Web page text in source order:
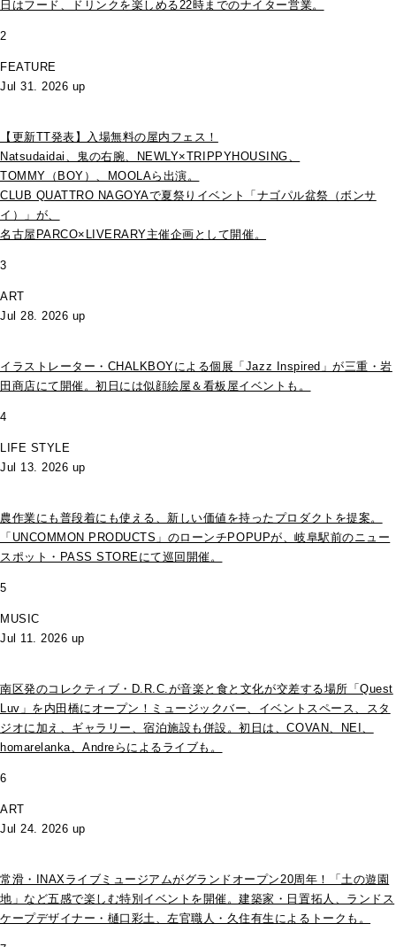
日はフード、ドリンクを楽しめる22時までのナイター営業。
2
FEATURE
Jul 31. 2026 up
【更新TT発表】入場無料の屋内フェス！
Natsudaidai、鬼の右腕、NEWLY×TRIPPYHOUSING、
TOMMY（BOY）、MOOLAら出演。
CLUB QUATTRO NAGOYAで夏祭りイベント「ナゴパル盆祭（ボンサ
イ）」が、
名古屋PARCO×LIVERARY主催企画として開催。
3
ART
Jul 28. 2026 up
イラストレーター・CHALKBOYによる個展「Jazz Inspired」が三重・岩
田商店にて開催。初日には似顔絵屋＆看板屋イベントも。
4
LIFE STYLE
Jul 13. 2026 up
農作業にも普段着にも使える、新しい価値を持ったプロダクトを提案。
「UNCOMMON PRODUCTS」のローンチPOPUPが、岐阜駅前のニュー
スポット・PASS STOREにて巡回開催。
5
MUSIC
Jul 11. 2026 up
南区発のコレクティブ・D.R.C.が⾳楽と⾷と⽂化が交差する場所「Quest
Luv」を内田橋にオープン！ミュージックバー、イベントスペース、スタ
ジオに加え、ギャラリー、宿泊施設も併設。初日は、COVAN、NEI、
homarelanka、Andreらによるライブも。
6
ART
Jul 24. 2026 up
常滑・INAXライブミュージアムがグランドオープン20周年！「土の遊園
地」など五感で楽しむ特別イベントを開催。建築家・日置拓人、ランドス
ケープデザイナー・樋口彩土、左官職人・久住有生によるトークも。